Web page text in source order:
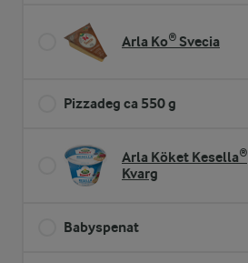
Arla Ko® Svecia
Pizzadeg ca 550 g
Arla Köket Kesella®
Kvarg
Babyspenat